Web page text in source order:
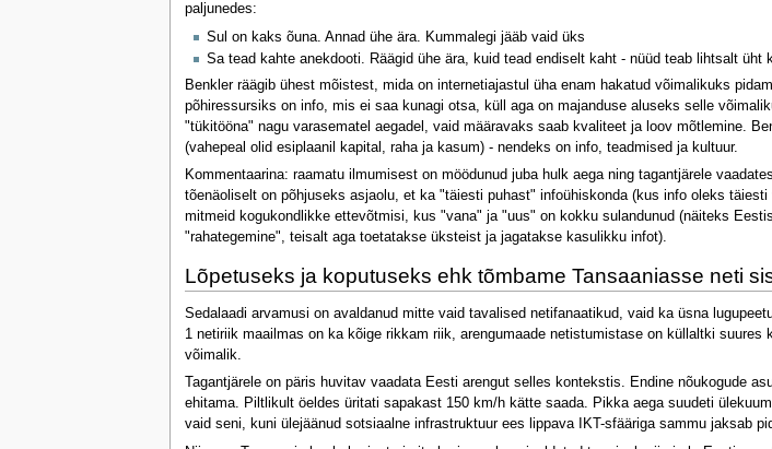
paljunedes:
Sul on kaks õuna. Annad ühe ära. Kummalegi jääb vaid üks
Sa tead kahte anekdooti. Räägid ühe ära, kuid tead endiselt kaht - nüüd teab lihtsalt üht
Benkler räägib ühest mõistest, mida on internetiajastul üha enam hakatud võimalikuks
põhiressursiks on info, mis ei saa kunagi otsa, küll aga on majanduse aluseks selle
"tükitööna" nagu varasematel aegadel, vaid määravaks saab kvaliteet ja loov mõtlemine.
(vahepeal olid esiplaanil kapital, raha ja kasum) - nendeks on info, teadmised ja kultuur.
Kommentaarina: raamatu ilmumisest on möödunud juba hulk aega ning tagantjärele
tõenäoliselt on põhjuseks asjaolu, et ka "täiesti puhast" infoühiskonda (kus info oleks
mitmeid kogukondlikke ettevõtmisi, kus "vana" ja "uus" on kokku sulandunud (näiteks
"rahategemine", teisalt aga toetatakse üksteist ja jagatakse kasulikku infot).
Lõpetuseks ja koputuseks ehk tõmbame Tansaaniasse neti
Sedalaadi arvamusi on avaldanud mitte vaid tavalised netifanaatikud, vaid ka üsna
1 netiriik maailmas on ka kõige rikkam riik, arengumaade netistumistase on küllaltki
võimalik.
Tagantjärele on päris huvitav vaadata Eesti arengut selles kontekstis. Endine nõukogude
ehitama. Piltlikult öeldes üritati sapakast 150 km/h kätte saada. Pikka aega suudeti
vaid seni, kuni ülejäänud sotsiaalne infrastruktuur ees lippava IKT-sfääriga sammu jaksab